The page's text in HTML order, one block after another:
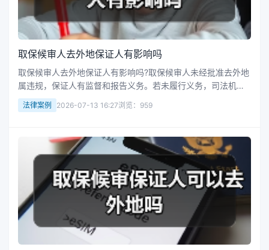
取保候审人去外地保证人有影响吗
取保候审人去外地保证人有影响吗?取保候审人未经批准去外地
属违规，保证人有监督和报告义务。若未履行义务，司法机关
可处以罚款，串通协助逃匿等还会被追究刑责；若已尽责无过
错则通常不受罚，担任保证人要了解责任、积极履职。接下来
法律案例 2026-07-13 16:27浏览：959